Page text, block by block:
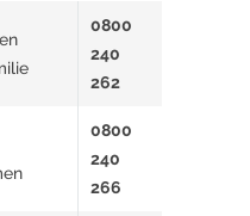
0800
240
262
0800
240
266